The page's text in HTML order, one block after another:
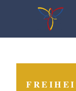
Inhalt